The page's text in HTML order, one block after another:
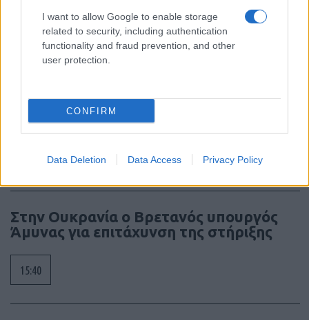
I want to allow Google to enable storage
related to security, including authentication
functionality and fraud prevention, and other
user protection.
CONFIRM
Data Deletion Data Access Privacy Policy
Μόναχο: Ισόβια στον 25χρονο Αφγανό
για τη φονική επίθεση σε διαδήλωση
Στην Ουκρανία ο Βρετανός υπουργός
Άμυνας για επιτάχυνση της στήριξης
15:40